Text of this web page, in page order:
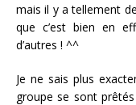
mais il y a tellement
que c’est bien en
d’autres ! ^^
Je ne sais plus
groupe se sont